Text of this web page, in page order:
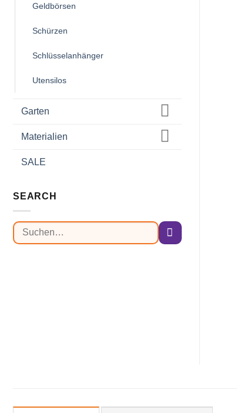
Geldbörsen
Schürzen
Schlüsselanhänger
Utensilos
Garten
Materialien
SALE
SEARCH
Suchen
nach: